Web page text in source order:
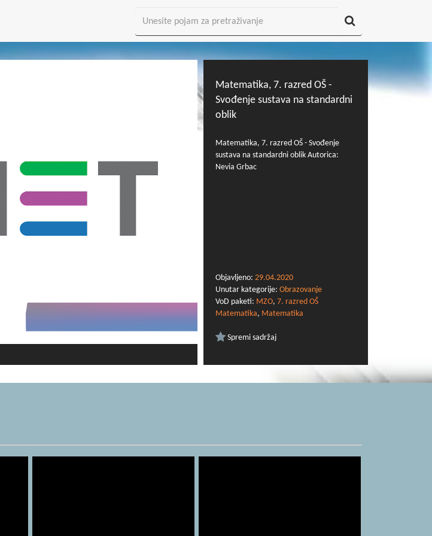
Matematika, 7. razred OŠ -
Svođenje sustava na standardni
oblik
Matematika, 7. razred OŠ - Svođenje
sustava na standardni oblik Autorica:
Nevia Grbac
Objavljeno: 29.04.2020
Unutar kategorije: Obrazovanje
VoD paketi: MZO, 7. razred OŠ
Matematika, Matematika
Spremi sadržaj